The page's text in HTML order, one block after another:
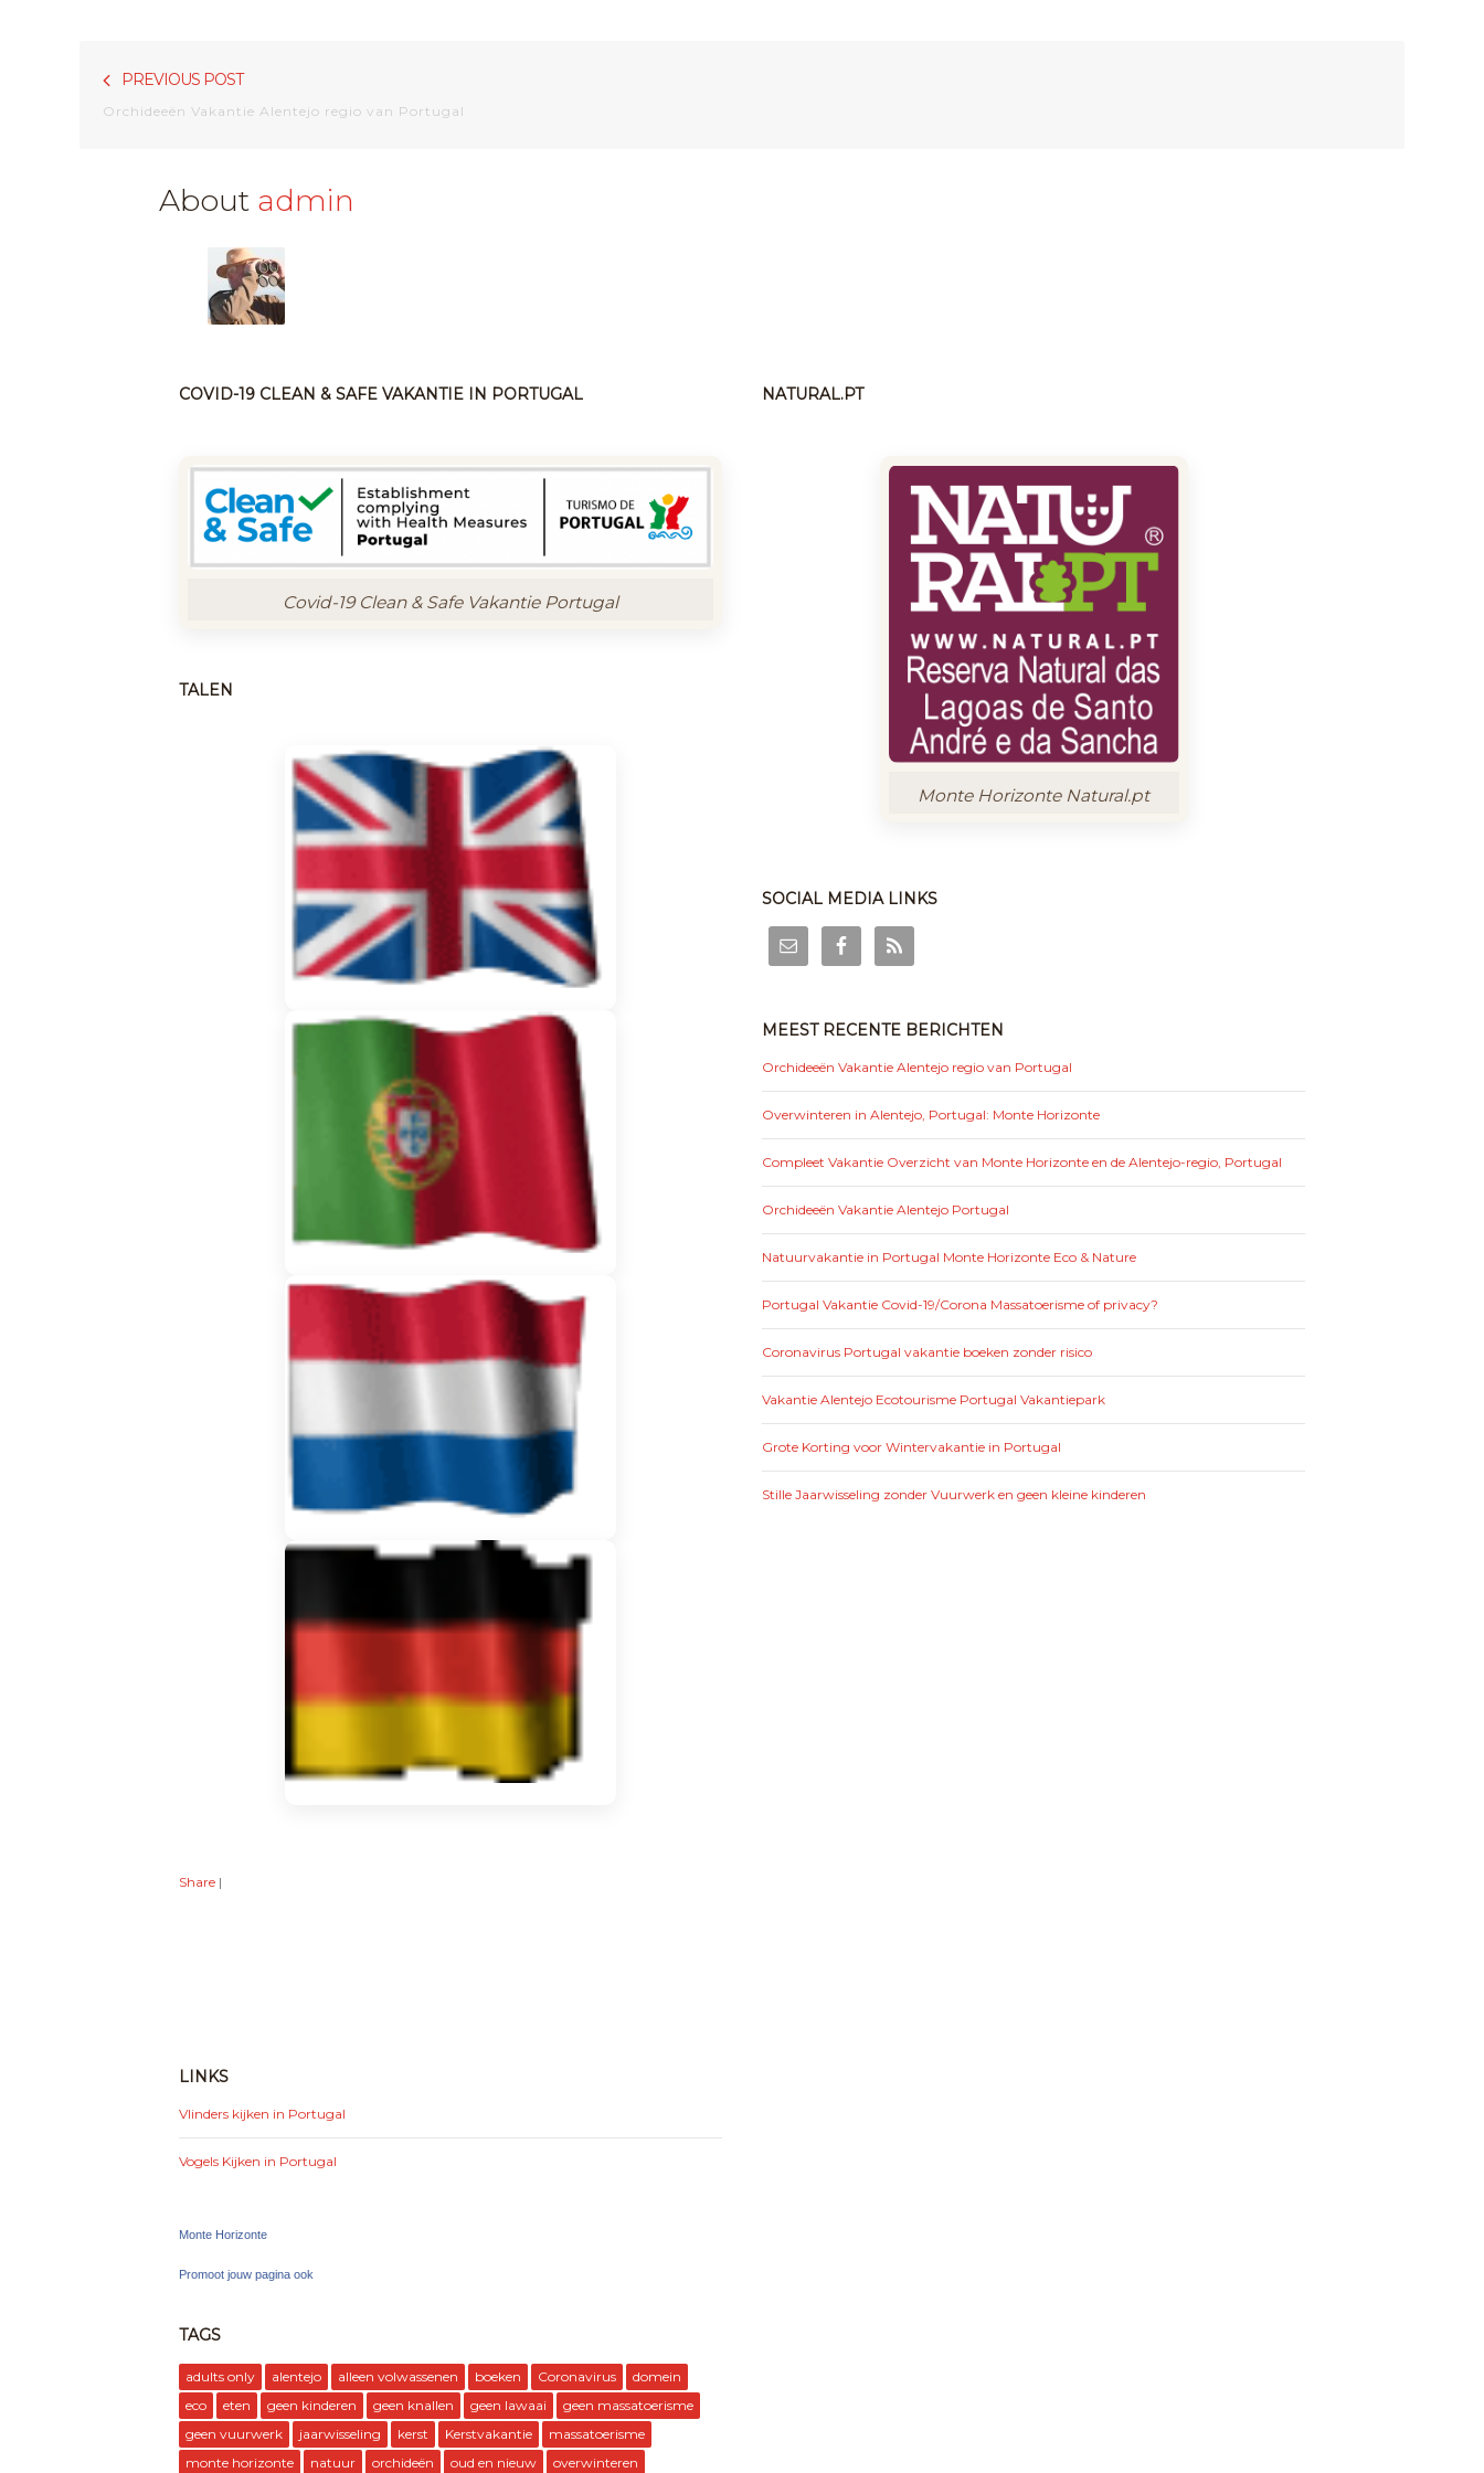
navigatie
PREVIOUS POST
Orchideeën Vakantie Alentejo regio van Portugal
About admin
COVID-19 CLEAN & SAFE VAKANTIE IN PORTUGAL
Covid-19 Clean & Safe Vakantie Portugal
TALEN
Share |
LINKS
Vlinders kijken in Portugal
Vogels Kijken in Portugal
Monte Horizonte
Promoot jouw pagina ook
TAGS
adults only alentejo alleen volwassenen boeken Coronavirus
domein
eco
eten geen kinderen geen knallen geen lawaai
geen massatoerisme
geen vuurwerk
jaarwisseling kerst Kerstvakantie
massatoerisme
monte horizonte
natuur orchideën oud en nieuw overwinteren
NATURAL.PT
Monte Horizonte Natural.pt
SOCIAL MEDIA LINKS
MEEST RECENTE BERICHTEN
Orchideeën Vakantie Alentejo regio van Portugal
Overwinteren in Alentejo, Portugal: Monte Horizonte
Compleet Vakantie Overzicht van Monte Horizonte en de Alentejo-regio, Portugal
Orchideeën Vakantie Alentejo Portugal
Natuurvakantie in Portugal Monte Horizonte Eco & Nature
Portugal Vakantie Covid-19/Corona Massatoerisme of privacy?
Coronavirus Portugal vakantie boeken zonder risico
Vakantie Alentejo Ecotourisme Portugal Vakantiepark
Grote Korting voor Wintervakantie in Portugal
Stille Jaarwisseling zonder Vuurwerk en geen kleine kinderen